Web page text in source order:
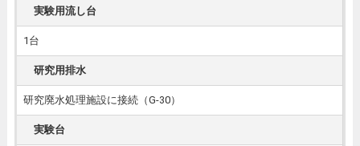
実験用流し台
1台
研究用排水
研究廃水処理施設に接続（G-30）
実験台